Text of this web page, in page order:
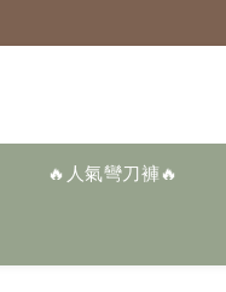
🔥人氣彎刀褲🔥